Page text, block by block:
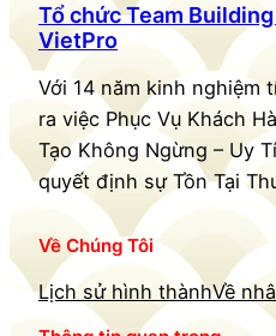
Tổ chức Team
VietPro
Với 14 năm kinh nghiệm
ra việc Phục Vụ Khách
Tạo Không Ngừng – Uy
quyết định sự Tồn Tại
Về Chúng Tôi
Lịch sử hình thànhVề